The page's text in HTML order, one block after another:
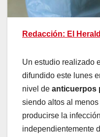
Redacción: El
Un estudio realizado
difundido este lunes
nivel de anticuerpos
siendo altos al
producirse la
independientemente